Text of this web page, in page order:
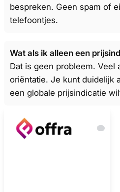
bespreken. Geen spam of
telefoontjes.
Wat als ik alleen een
Dat is geen probleem. Veel
oriëntatie. Je kunt duidelijk
een globale prijsindicatie